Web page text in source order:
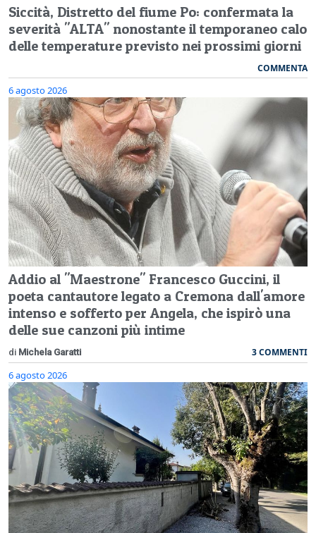
Siccità, Distretto del fiume Po: confermata la
severità "ALTA" nonostante il temporaneo calo
delle temperature previsto nei prossimi giorni
COMMENTA
6 agosto 2026
Addio al "Maestrone" Francesco Guccini, il
poeta cantautore legato a Cremona dall'amore
intenso e sofferto per Angela, che ispirò una
delle sue canzoni più intime
di Michela Garatti 3 COMMENTI
6 agosto 2026